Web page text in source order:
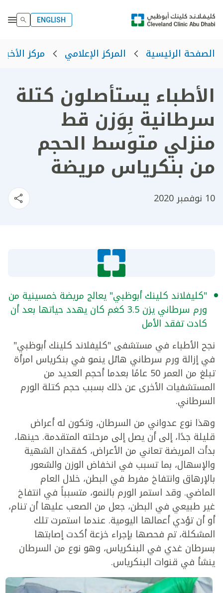
ENGLISH
الصفحة الرئيسية المركز الإعلامي مركز الأخبار
الأطباء يستأصلون كتلة
سرطانية بِوَزن قط
منزلي متوسط الحجم
من بنكرياس مريضة
10 نوفمبر 2020
"كليفلاند كلينك أبوظبي" يعالج مريضة خمسينية من
ورم سرطاني يزن 3.5 كغم كان يهدد حياتها بعد أن
كادت تفقد الأمل
نجح الأطباء في مستشفى "كليفلاند كلينك أبوظبي"
في إزالة ورم سرطاني هائل ينمو في بنكرياس امرأة
تبلغ من العمر 50 عامًا بعدما أحجم العديد من
المستشفيات الأخرى عن ذلك بسبب حجم كتلة الورم
السرطاني.
وهذا نوع عدواني من السرطان، وتكون له أعراض
قليلة جدًا، إلى أن يصل إلى مرحلته المتقدمة. حينها،
بدأت المريضة تعاني من الأعراض، كفقدان الشهية
والإسهال، بما تسبب في انخفاض الوزن والشعور
بالإرهاق وانتفاخ مفرط في البطن، خلال العام
الماضي. وقد استمر الورم بالنمو، متسبباً في انتفاخ
غير طبيعي في البطن، جعل من الصعب عليها أن تنام،
أو أن تؤدي أعمالها اليومية. عندما استمرت تلك
المشكلة، تم فحصها بإجراء خزعة أكدت إصابتها
بسرطان غدي في البنكرياس، وهو نوع من السرطان
ينشأ في قنوات البنكرياس.